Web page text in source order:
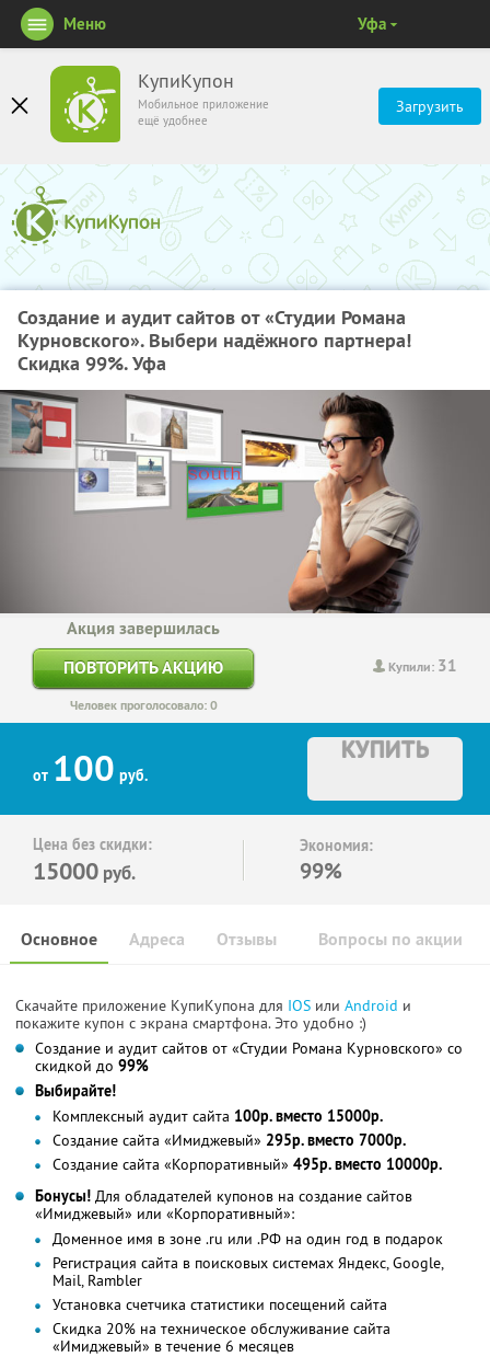
КупиКупон
Мобильное приложение
ещё удобнее
Загрузить
Меню Уфа
Создание и аудит сайтов от «Студии Романа
Курновского». Выбери надёжного партнера!
Скидка 99%. Уфа
Купили: 31
Акция завершилась
ПОВТОРИТЬ АКЦИЮ
Человек проголосовало: 0
от 100 руб.
КУПИТЬ
Цена без скидки:
15000 руб.
Экономия:
99%
Основное Отзывы Вопросы по акции
Адреса
Скачайте приложение КупиКупона для IOS или Android и
покажите купон с экрана смартфона. Это удобно :)
Создание и аудит сайтов от «Студии Романа Курновского» со
скидкой до 99%
Выбирайте!
Комплексный аудит сайта 100р. вместо 15000р.
Создание сайта «Имиджевый» 295р. вместо 7000р.
Создание сайта «Корпоративный» 495р. вместо 10000р.
Бонусы! Для обладателей купонов на создание сайтов
«Имиджевый» или «Корпоративный»:
Доменное имя в зоне .ru или .РФ на один год в подарок
Регистрация сайта в поисковых системах Яндекс, Google,
Mail, Rambler
Установка счетчика статистики посещений сайта
Скидка 20% на техническое обслуживание сайта
«Имиджевый» в течение 6 месяцев